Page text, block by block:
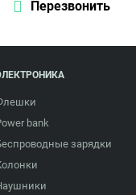
Перезвонить
bank
зарядки